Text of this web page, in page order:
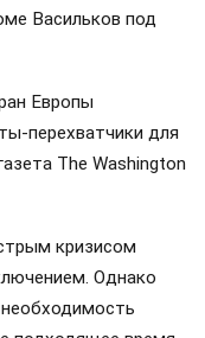
Васильков под
Европы
перехватчики для
The Washington
кризисом
Однако